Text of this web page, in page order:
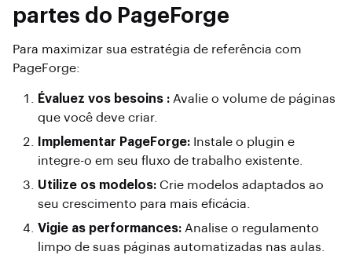
partes do PageForge
Para maximizar sua estratégia de referência com
PageForge:
Évaluez vos besoins : Avalie o volume de páginas
que você deve criar.
Implementar PageForge: Instale o plugin e
integre-o em seu fluxo de trabalho existente.
Utilize os modelos: Crie modelos adaptados ao
seu crescimento para mais eficácia.
Vigie as performances: Analise o regulamento
limpo de suas páginas automatizadas nas aulas.